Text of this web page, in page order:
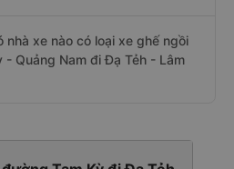
nhà xe nào có loại xe ghế ngồi
- Quảng Nam đi Đạ Tẻh - Lâm